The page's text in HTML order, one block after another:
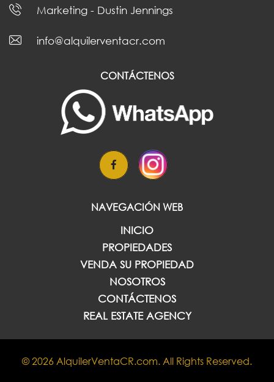
Marketing - Dustin Jennings
info@alquilerventacr.com
CONTÁCTENOS
NAVEGACIÓN WEB
INICIO
PROPIEDADES
VENDA SU PROPIEDAD
NOSOTROS
CONTÁCTENOS
REAL ESTATE AGENCY
© 2026 AlquilerVentaCR.com. All Rights Reserved.